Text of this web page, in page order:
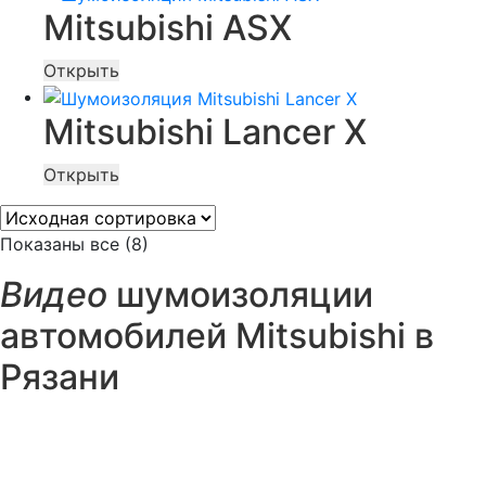
Mitsubishi ASX
Открыть
Mitsubishi Lancer X
Открыть
Показаны все (8)
Видео шумоизоляции
автомобилей Mitsubishi в
Рязани